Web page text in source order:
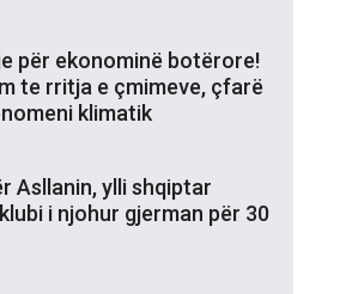
për ekonominë botërore!
te rritja e çmimeve, çfarë
klimatik
Asllanin, ylli shqiptar
i njohur gjerman për 30